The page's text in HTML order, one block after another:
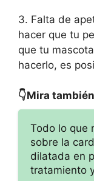
3. Falta de
hacer que tu
que tu
hacerlo, es
👇Mira también
Todo lo que
sobre la
dilatada en
tratamiento